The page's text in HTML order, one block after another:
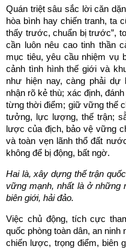
Quán triệt sâu sắc lời căn
hòa bình hay chiến tranh, ta
thấy trước, chuẩn bị trước”,
cần luôn nêu cao tinh thần
mục tiêu, yêu cầu nhiệm vụ
cảnh tình hình thế giới và
như hiện nay, càng phải dự
nhận rõ kẻ thù; xác định,
từng thời điểm; giữ vững thế
tưởng, lực lượng, thế trận;
lược của địch, bảo vệ vững
và toàn vẹn lãnh thổ đất
không để bị động, bất ngờ.
Hai là, xây dựng thế trận
vững mạnh, nhất là ở những
biên giới, hải đảo.
Việc chủ động, tích cực
quốc phòng toàn dân, an ninh
chiến lược, trọng điểm, biên